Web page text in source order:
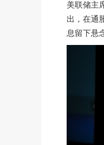
美联储主
出，在通
息留下悬